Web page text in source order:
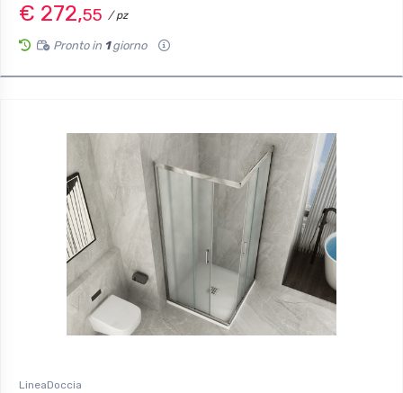
€ 272,55 / pz
Pronto in 1giorno
LineaDoccia